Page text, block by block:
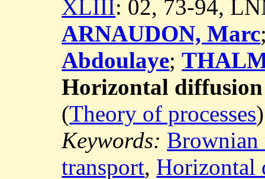
XLIII: 02, 73-94,
ARNAUDON, Marc
Abdoulaye;
Horizontal
(Theory of processes)
Keywords:
transport, Horizontal